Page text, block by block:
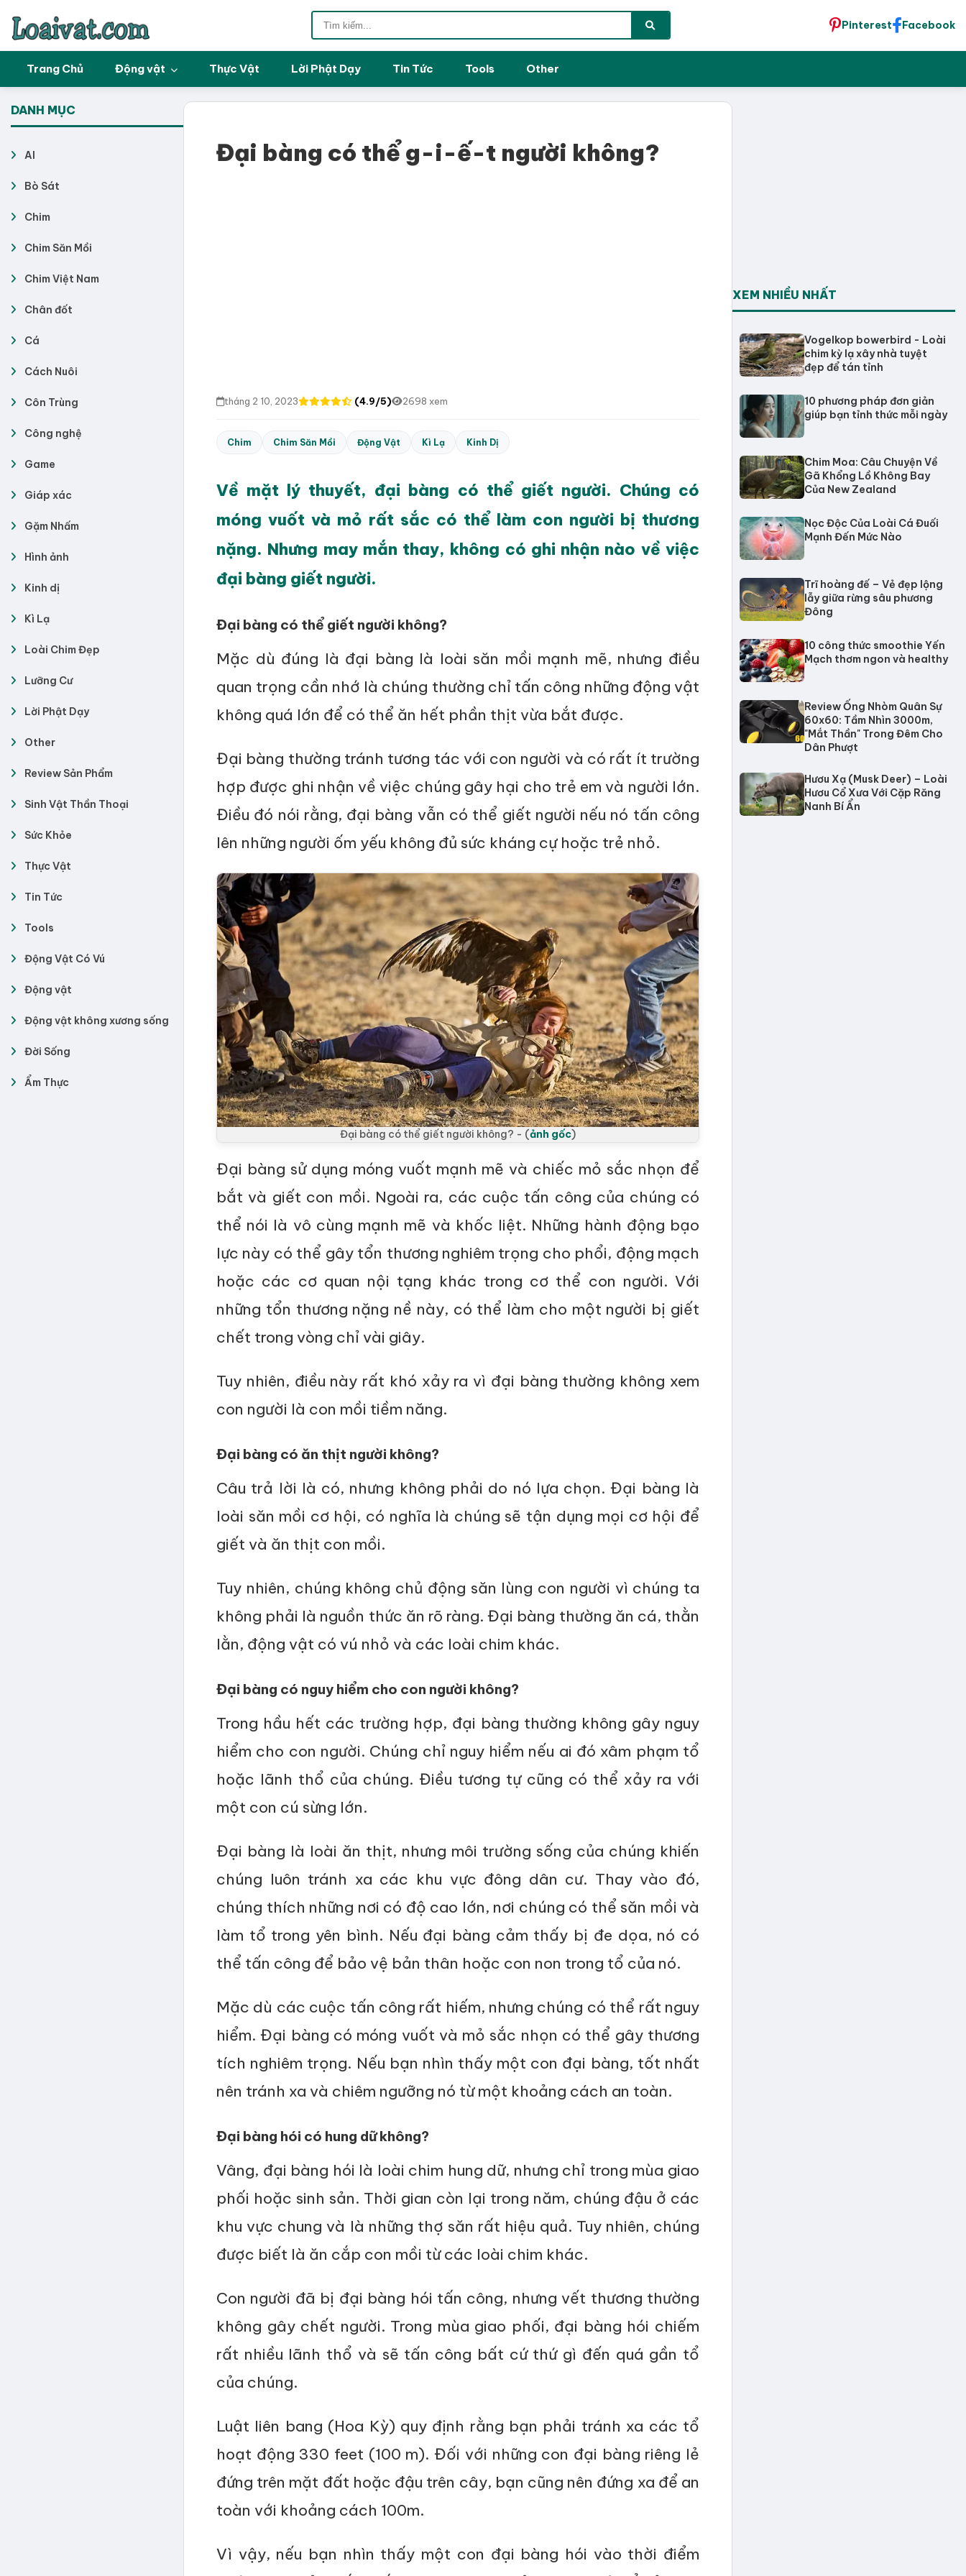
Pinterest Facebook
Trang Chủ Động vật Thực Vật Lời Phật Dạy Tin Tức Tools Other
DANH MỤC
AI
Bò Sát
Chim
Chim Săn Mồi
Chim Việt Nam
Chân đốt
Cá
Cách Nuôi
Côn Trùng
Công nghệ
Game
Giáp xác
Gặm Nhấm
Hình ảnh
Kinh dị
Kì Lạ
Loài Chim Đẹp
Lưỡng Cư
Lời Phật Dạy
Other
Review Sản Phẩm
Sinh Vật Thần Thoại
Sức Khỏe
Thực Vật
Tin Tức
Tools
Động Vật Có Vú
Động vật
Động vật không xương sống
Đời Sống
Ẩm Thực
Đại bàng có thể g-i-ế-t người không?
tháng 2 10, 2023 (4.9/5) 2698 xem
Chim Chim Săn Mồi Động Vật Kì Lạ Kinh Dị
Về mặt lý thuyết, đại bàng có thể giết người. Chúng có
móng vuốt và mỏ rất sắc có thể làm con người bị thương
nặng. Nhưng may mắn thay, không có ghi nhận nào về việc
đại bàng giết người.
Đại bàng có thể giết người không?
Mặc dù đúng là đại bàng là loài săn mồi mạnh mẽ, nhưng điều
quan trọng cần nhớ là chúng thường chỉ tấn công những động vật
không quá lớn để có thể ăn hết phần thịt vừa bắt được.
Đại bàng thường tránh tương tác với con người và có rất ít trường
hợp được ghi nhận về việc chúng gây hại cho trẻ em và người lớn.
Điều đó nói rằng, đại bàng vẫn có thể giết người nếu nó tấn công
lên những người ốm yếu không đủ sức kháng cự hoặc trẻ nhỏ.
Đại bàng có thể giết người không? - (ảnh gốc)
Đại bàng sử dụng móng vuốt mạnh mẽ và chiếc mỏ sắc nhọn để
bắt và giết con mồi. Ngoài ra, các cuộc tấn công của chúng có
thể nói là vô cùng mạnh mẽ và khốc liệt. Những hành động bạo
lực này có thể gây tổn thương nghiêm trọng cho phổi, động mạch
hoặc các cơ quan nội tạng khác trong cơ thể con người. Với
những tổn thương nặng nề này, có thể làm cho một người bị giết
chết trong vòng chỉ vài giây.
Tuy nhiên, điều này rất khó xảy ra vì đại bàng thường không xem
con người là con mồi tiềm năng.
Đại bàng có ăn thịt người không?
Câu trả lời là có, nhưng không phải do nó lựa chọn. Đại bàng là
loài săn mồi cơ hội, có nghĩa là chúng sẽ tận dụng mọi cơ hội để
giết và ăn thịt con mồi.
Tuy nhiên, chúng không chủ động săn lùng con người vì chúng ta
không phải là nguồn thức ăn rõ ràng. Đại bàng thường ăn cá, thằn
lằn, động vật có vú nhỏ và các loài chim khác.
Đại bàng có nguy hiểm cho con người không?
Trong hầu hết các trường hợp, đại bàng thường không gây nguy
hiểm cho con người. Chúng chỉ nguy hiểm nếu ai đó xâm phạm tổ
hoặc lãnh thổ của chúng. Điều tương tự cũng có thể xảy ra với
một con cú sừng lớn.
Đại bàng là loài ăn thịt, nhưng môi trường sống của chúng khiến
chúng luôn tránh xa các khu vực đông dân cư. Thay vào đó,
chúng thích những nơi có độ cao lớn, nơi chúng có thể săn mồi và
làm tổ trong yên bình. Nếu đại bàng cảm thấy bị đe dọa, nó có
thể tấn công để bảo vệ bản thân hoặc con non trong tổ của nó.
Mặc dù các cuộc tấn công rất hiếm, nhưng chúng có thể rất nguy
hiểm. Đại bàng có móng vuốt và mỏ sắc nhọn có thể gây thương
tích nghiêm trọng. Nếu bạn nhìn thấy một con đại bàng, tốt nhất
nên tránh xa và chiêm ngưỡng nó từ một khoảng cách an toàn.
Đại bàng hói có hung dữ không?
Vâng, đại bàng hói là loài chim hung dữ, nhưng chỉ trong mùa giao
phối hoặc sinh sản. Thời gian còn lại trong năm, chúng đậu ở các
khu vực chung và là những thợ săn rất hiệu quả. Tuy nhiên, chúng
được biết là ăn cắp con mồi từ các loài chim khác.
Con người đã bị đại bàng hói tấn công, nhưng vết thương thường
không gây chết người. Trong mùa giao phối, đại bàng hói chiếm
rất nhiều lãnh thổ và sẽ tấn công bất cứ thứ gì đến quá gần tổ
của chúng.
Luật liên bang (Hoa Kỳ) quy định rằng bạn phải tránh xa các tổ
hoạt động 330 feet (100 m). Đối với những con đại bàng riêng lẻ
đứng trên mặt đất hoặc đậu trên cây, bạn cũng nên đứng xa để an
toàn với khoảng cách 100m.
Vì vậy, nếu bạn nhìn thấy một con đại bàng hói vào thời điểm
XEM NHIỀU NHẤT
Vogelkop bowerbird - Loài
chim kỳ lạ xây nhà tuyệt
đẹp để tán tỉnh
10 phương pháp đơn giản
giúp bạn tỉnh thức mỗi ngày
Chim Moa: Câu Chuyện Về
Gã Khổng Lồ Không Bay
Của New Zealand
Nọc Độc Của Loài Cá Đuối
Mạnh Đến Mức Nào
Trĩ hoàng đế – Vẻ đẹp lộng
lẫy giữa rừng sâu phương
Đông
10 công thức smoothie Yến
Mạch thơm ngon và healthy
Review Ống Nhòm Quân Sự
60x60: Tầm Nhìn 3000m,
"Mắt Thần" Trong Đêm Cho
Dân Phượt
Hươu Xạ (Musk Deer) – Loài
Hươu Cổ Xưa Với Cặp Răng
Nanh Bí Ẩn